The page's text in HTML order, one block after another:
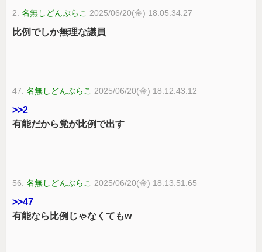
2:名無しどんぶらこ 2025/06/20(金) 18:05:34.27
比例でしか無理な議員
47:名無しどんぶらこ 2025/06/20(金) 18:12:43.12
>>2
有能だから党が比例で出す
56:名無しどんぶらこ 2025/06/20(金) 18:13:51.65
>>47
有能なら比例じゃなくてもw